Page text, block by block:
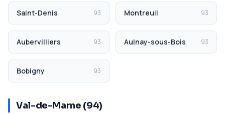
Saint-Denis 93 Montreuil 93
Aubervilliers 93 Aulnay-sous-Bois 93
Bobigny 93
Val-de-Marne (94)